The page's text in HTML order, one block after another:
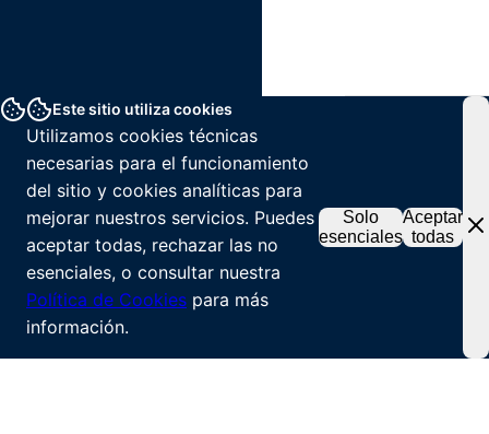
Este sitio utiliza cookies
Utilizamos cookies técnicas
necesarias para el funcionamiento
del sitio y cookies analíticas para
mejorar nuestros servicios. Puedes
aceptar todas, rechazar las no
esenciales, o consultar nuestra
Política de Cookies para más
información.
Solo
esenciales
Aceptar
todas